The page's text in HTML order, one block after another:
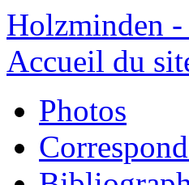
Holzminden
Accueil du
Photos